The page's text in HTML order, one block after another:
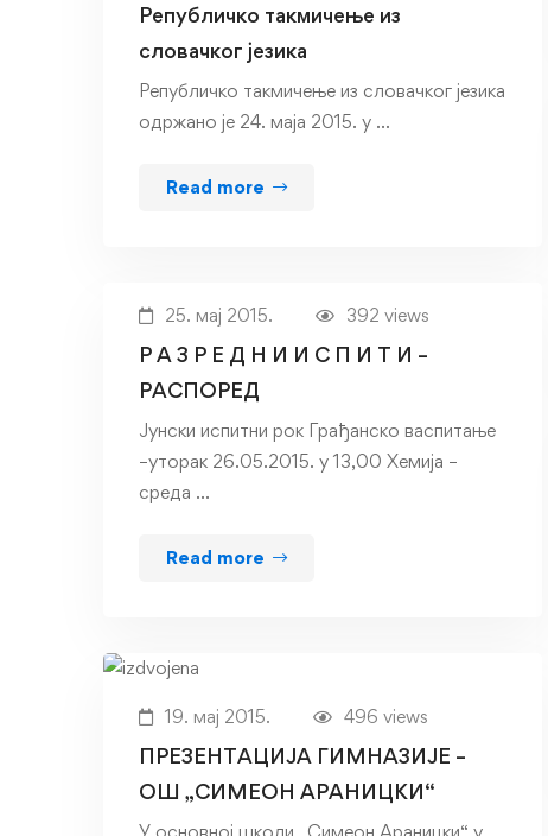
Републичко такмичење из
словачког језика
Републичко такмичење из словачког језика
одржано је 24. маја 2015. у …
Read more
25. мај 2015. 392 views
Р А З Р Е Д Н И И С П И Т И –
РАСПОРЕД
Јунски испитни рок Грађанско васпитање
–уторак 26.05.2015. у 13,00 Хемија –
среда …
Read more
19. мај 2015. 496 views
ПРЕЗЕНТАЦИЈА ГИМНАЗИЈЕ –
ОШ „СИМЕОН АРАНИЦКИ“